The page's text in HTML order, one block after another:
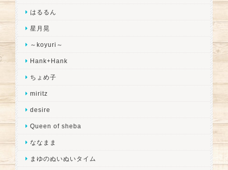
はるるん
星月晃
～koyuri～
Hank+Hank
ちょめ子
miritz
desire
Queen of sheba
ななまま
まゆのぬいぬいタイム